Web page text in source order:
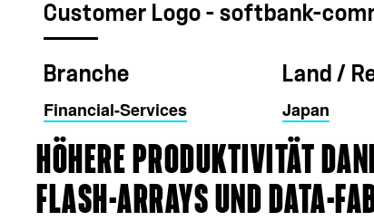
Customer Logo - softbank-
Branche
Financial-Services
Land /
Japan
HÖHERE PRODUKTIVITÄT
FLASH-ARRAYS UND DATA-